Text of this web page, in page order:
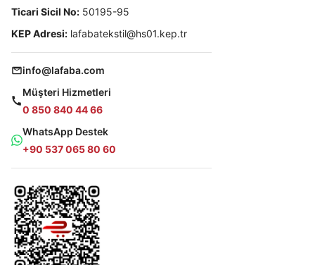
Ticari Sicil No: 50195-95
KEP Adresi: lafabatekstil@hs01.kep.tr
info@lafaba.com
Müşteri Hizmetleri
0 850 840 44 66
WhatsApp Destek
+90 537 065 80 60